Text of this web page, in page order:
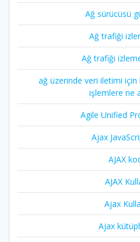
Ağ sürücüsü
Ağ trafiği
Ağ trafiği
ağ üzerinde veri iletimi için
işlemlere ne
Agile Unified
Ajax
AJAX
AJAX
Ajax
Ajax